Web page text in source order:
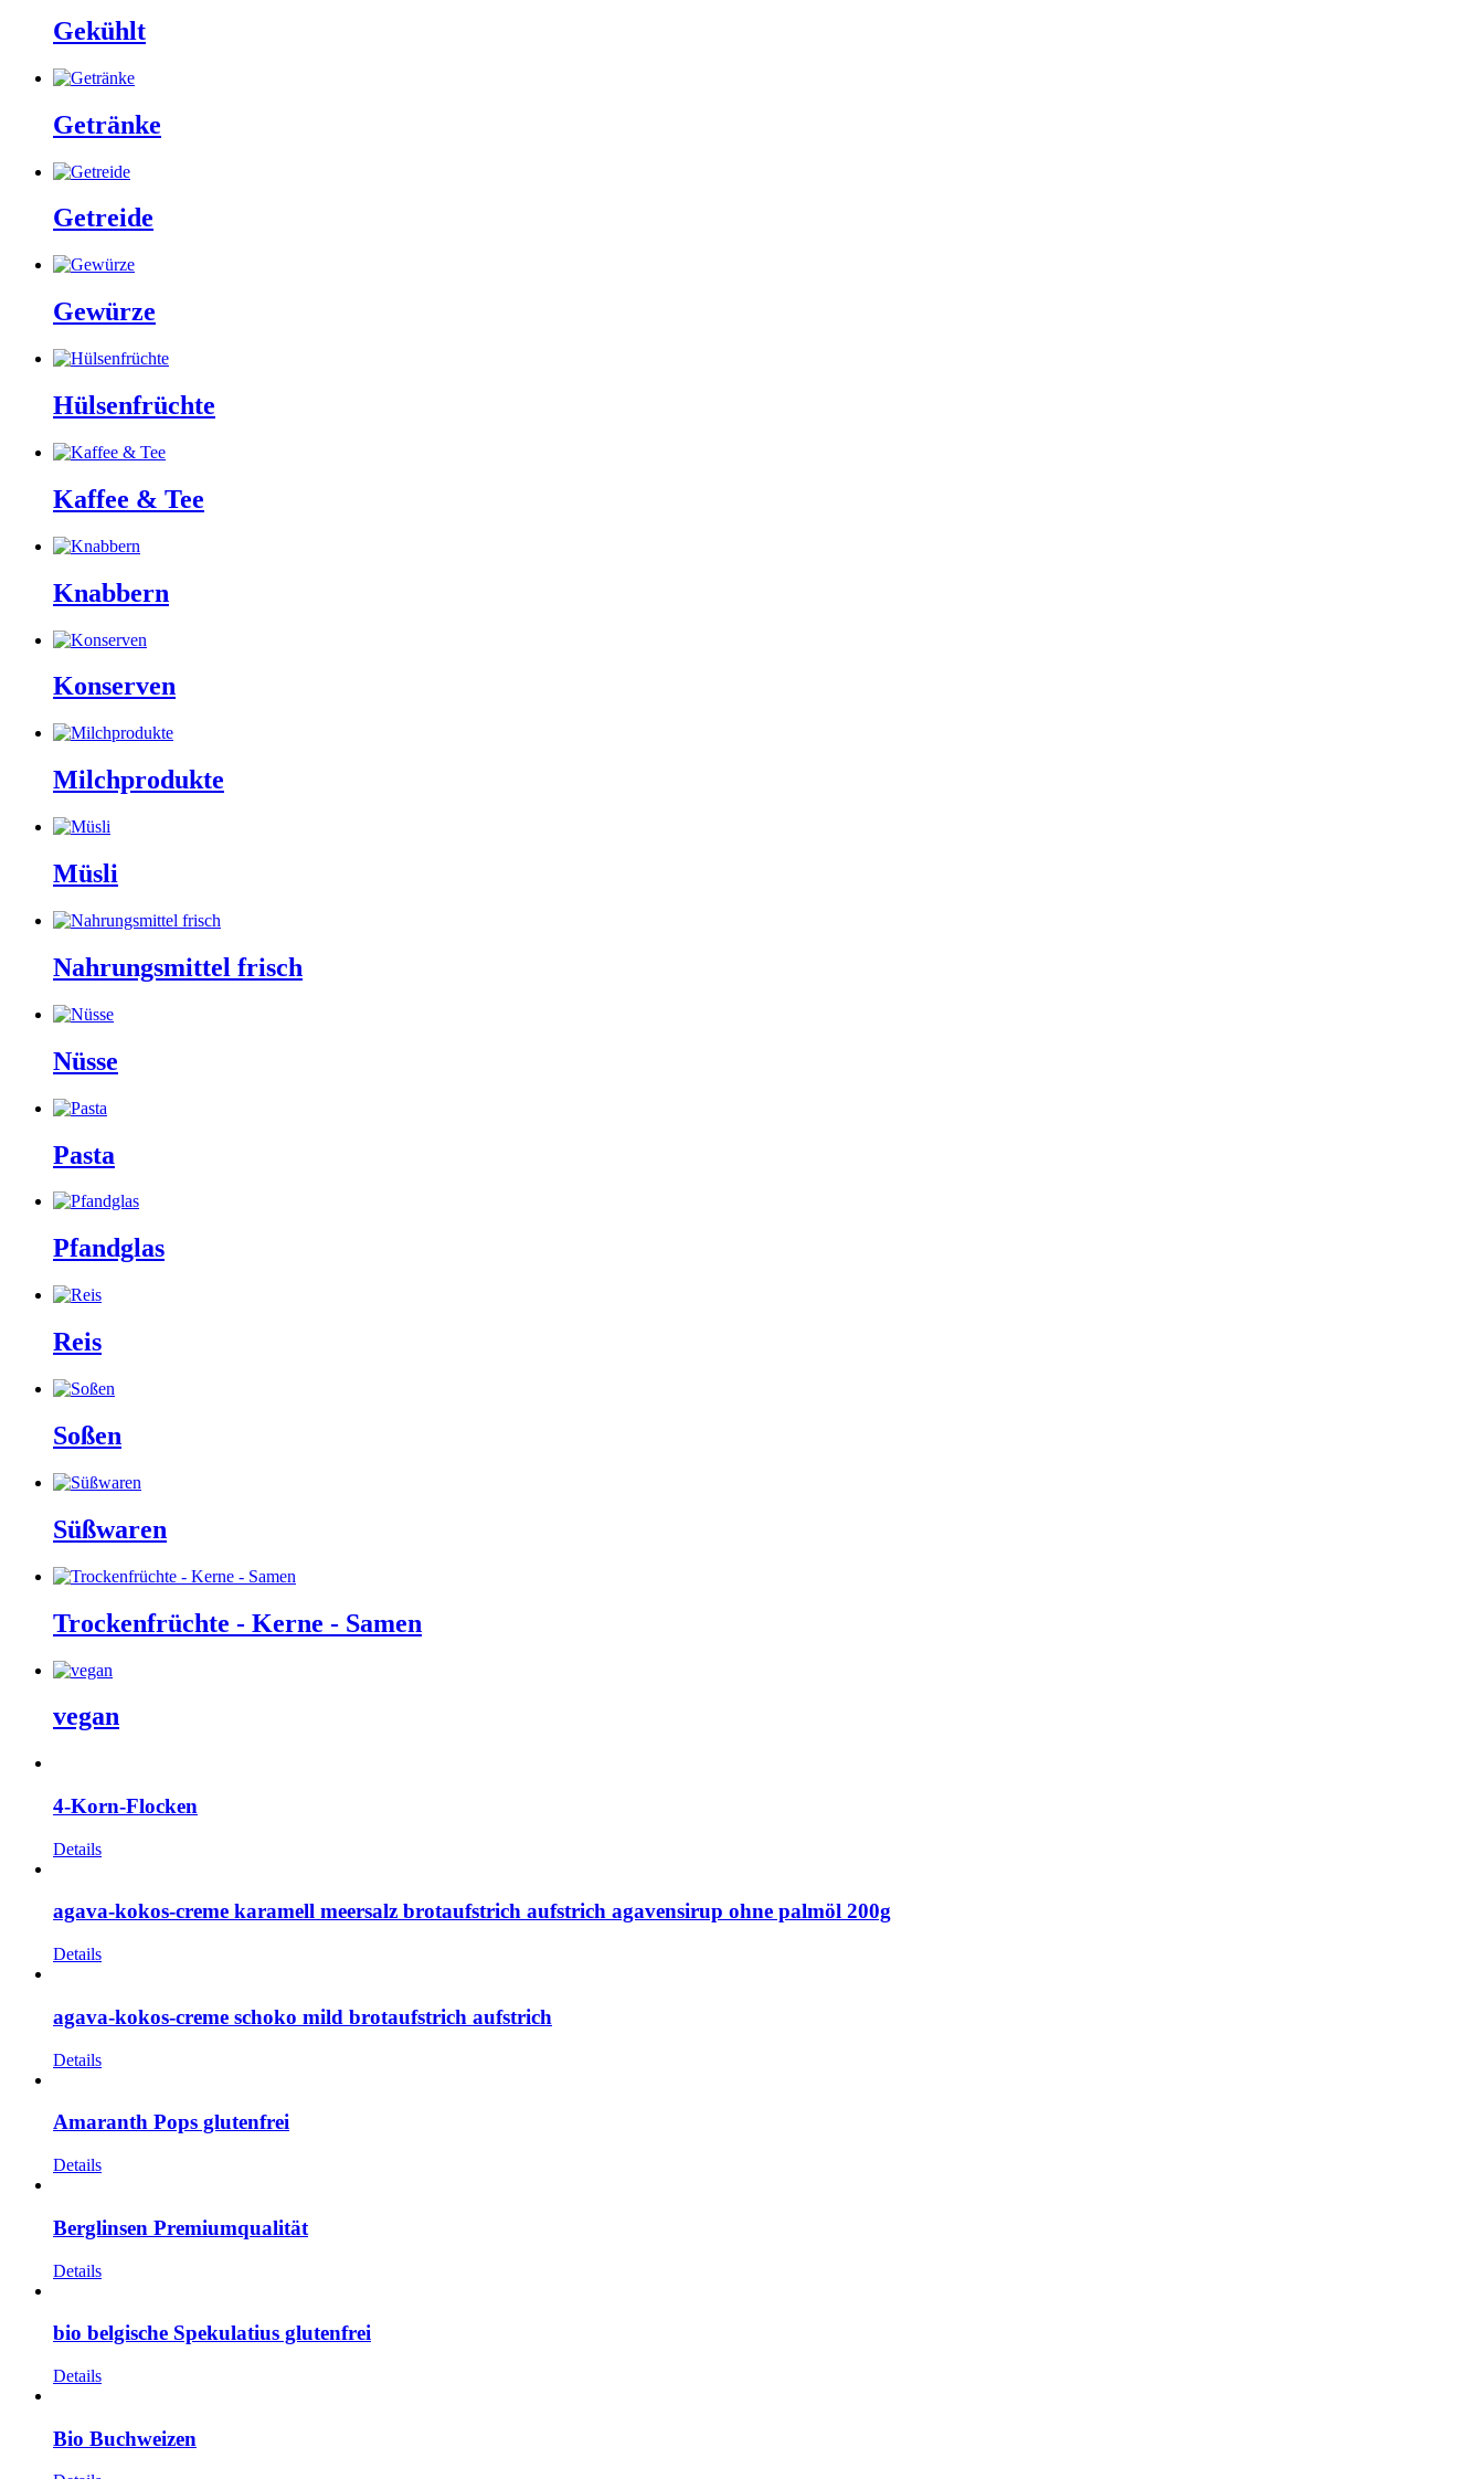
Gekühlt
Getränke
Getreide
Gewürze
Hülsenfrüchte
Kaffee & Tee
Knabbern
Konserven
Milchprodukte
Müsli
Nahrungsmittel frisch
Nüsse
Pasta
Pfandglas
Reis
Soßen
Süßwaren
Trockenfrüchte - Kerne - Samen
vegan
4-Korn-Flocken
Details
agava-kokos-creme karamell meersalz brotaufstrich aufstrich agavensirup ohne palmöl 200g
Details
agava-kokos-creme schoko mild brotaufstrich aufstrich
Details
Amaranth Pops glutenfrei
Details
Berglinsen Premiumqualität
Details
bio belgische Spekulatius glutenfrei
Details
Bio Buchweizen